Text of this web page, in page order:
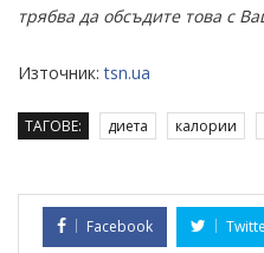
трябва да обсъдите това с
Източник: tsn.ua
ТАГОВЕ: диета калории
Facebook